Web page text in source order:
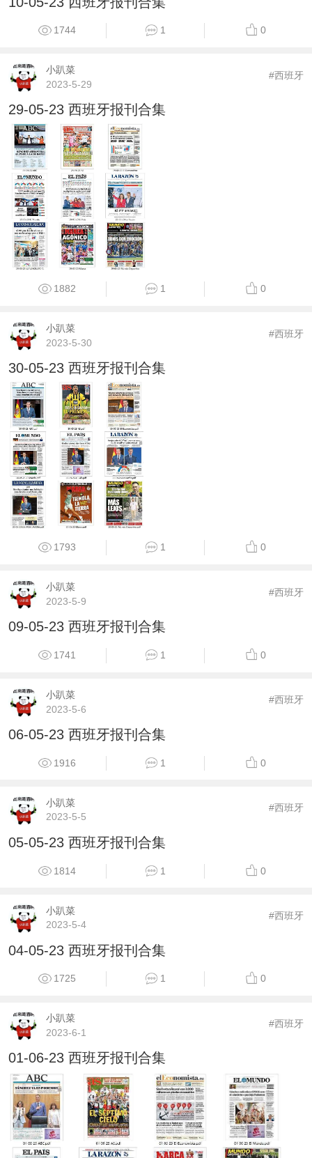
1744 1 0
小趴菜
2023-5-29
#西班牙
29-05-23 西班牙报刊合集
1882 1 0
小趴菜
2023-5-30
#西班牙
30-05-23 西班牙报刊合集
1793 1 0
小趴菜
2023-5-9
#西班牙
09-05-23 西班牙报刊合集
1741 1 0
小趴菜
2023-5-6
#西班牙
06-05-23 西班牙报刊合集
1916 1 0
小趴菜
2023-5-5
#西班牙
05-05-23 西班牙报刊合集
1814 1 0
小趴菜
2023-5-4
#西班牙
04-05-23 西班牙报刊合集
1725 1 0
小趴菜
2023-6-1
#西班牙
01-06-23 西班牙报刊合集